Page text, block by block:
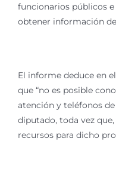
funcionarios públicos
obtener información
El informe deduce en
que “no es posible
atención y teléfonos
diputado, toda vez
recursos para dicho